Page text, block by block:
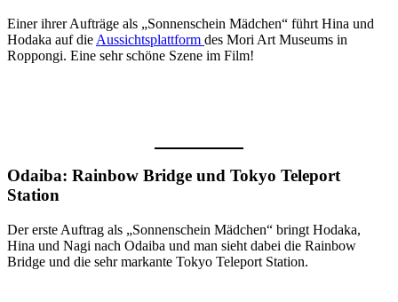
Einer ihrer Aufträge als „Sonnenschein Mädchen“ führt Hina und
Hodaka auf die Aussichtsplattform des Mori Art Museums in
Roppongi. Eine sehr schöne Szene im Film!
Odaiba: Rainbow Bridge und Tokyo Teleport
Station
Der erste Auftrag als „Sonnenschein Mädchen“ bringt Hodaka,
Hina und Nagi nach Odaiba und man sieht dabei die Rainbow
Bridge und die sehr markante Tokyo Teleport Station.